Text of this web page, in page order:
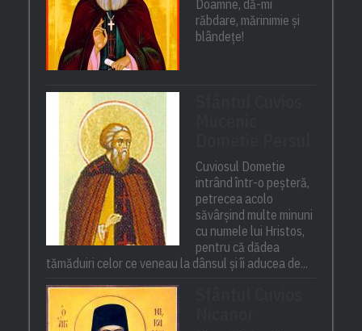
Doamne, dă-mi
răbdare, mărinimie şi
blândeţe!
Cuviosul Dometie
intrând într-o peșteră,
petrecea acolo
săvârșind multe minuni
cu numele lui Hristos,
pentru că dădea
tămăduiri celor ce veneau la dânsul și îi aducea de...